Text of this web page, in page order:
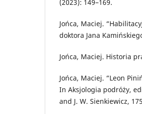
(2023): 149–169.
Jońca, Maciej.
doktora Jana
Jońca, Maciej. Historia
Jońca, Maciej. “Leon
In Aksjologia podróży,
and J. W. Sienkiewicz,